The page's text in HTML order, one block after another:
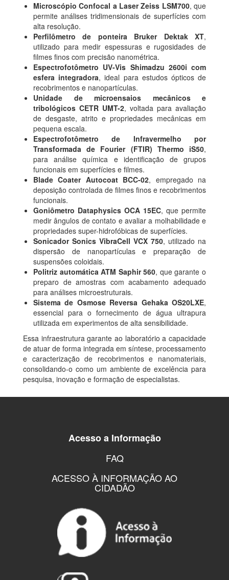
Microscópio Confocal a Laser Zeiss LSM700, que
permite análises tridimensionais de superfícies com
alta resolução.
Perfilômetro de ponteira Bruker Dektak XT,
utilizado para medir espessuras e rugosidades de
filmes finos com precisão nanométrica.
Espectrofotômetro UV-Vis Shimadzu 2600i com
esfera integradora, ideal para estudos ópticos de
recobrimentos e nanopartículas.
Unidade de microensaios mecânicos e
tribológicos CETR UMT-2, voltada para avaliação
de desgaste, atrito e propriedades mecânicas em
pequena escala.
Espectrofotômetro de Infravermelho por
Transformada de Fourier (FTIR) Thermo iS50,
para análise química e identificação de grupos
funcionais em superfícies e filmes.
Blade Coater Autocoat BCC-02, empregado na
deposição controlada de filmes finos e recobrimentos
funcionais.
Goniômetro Dataphysics OCA 15EC, que permite
medir ângulos de contato e avaliar a molhabilidade e
propriedades super-hidrofóbicas de superfícies.
Sonicador Sonics VibraCell VCX 750, utilizado na
dispersão de nanopartículas e preparação de
suspensões coloidais.
Politriz automática ATM Saphir 560, que garante o
preparo de amostras com acabamento adequado
para análises microestruturais.
Sistema de Osmose Reversa Gehaka OS20LXE,
essencial para o fornecimento de água ultrapura
utilizada em experimentos de alta sensibilidade.
Essa infraestrutura garante ao laboratório a capacidade
de atuar de forma integrada em síntese, processamento
e caracterização de recobrimentos e nanomateriais,
consolidando-o como um ambiente de excelência para
pesquisa, inovação e formação de especialistas.
Acesso a Informação
FAQ
ACESSO À INFORMAÇÃO AO
CIDADÃO